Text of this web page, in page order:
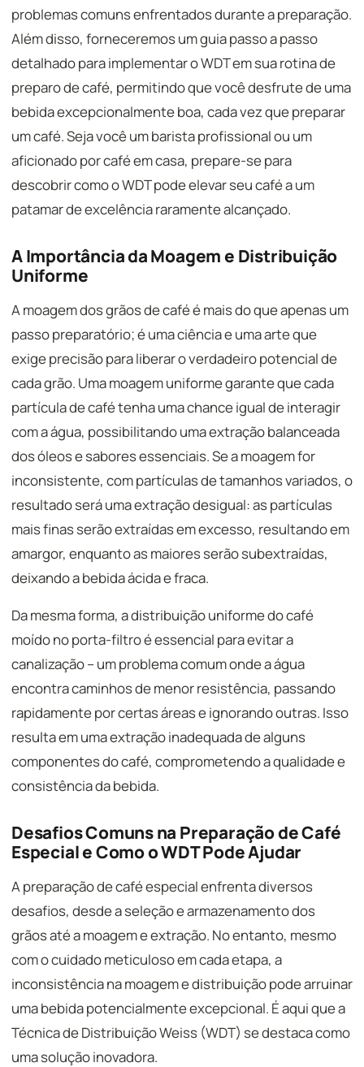
problemas comuns enfrentados durante a preparação.
Além disso, forneceremos um guia passo a passo
detalhado para implementar o WDT em sua rotina de
preparo de café, permitindo que você desfrute de uma
bebida excepcionalmente boa, cada vez que preparar
um café. Seja você um barista profissional ou um
aficionado por café em casa, prepare-se para
descobrir como o WDT pode elevar seu café a um
patamar de excelência raramente alcançado.
A Importância da Moagem e Distribuição
Uniforme
A moagem dos grãos de café é mais do que apenas um
passo preparatório; é uma ciência e uma arte que
exige precisão para liberar o verdadeiro potencial de
cada grão. Uma moagem uniforme garante que cada
partícula de café tenha uma chance igual de interagir
com a água, possibilitando uma extração balanceada
dos óleos e sabores essenciais. Se a moagem for
inconsistente, com partículas de tamanhos variados, o
resultado será uma extração desigual: as partículas
mais finas serão extraídas em excesso, resultando em
amargor, enquanto as maiores serão subextraídas,
deixando a bebida ácida e fraca.
Da mesma forma, a distribuição uniforme do café
moído no porta-filtro é essencial para evitar a
canalização – um problema comum onde a água
encontra caminhos de menor resistência, passando
rapidamente por certas áreas e ignorando outras. Isso
resulta em uma extração inadequada de alguns
componentes do café, comprometendo a qualidade e
consistência da bebida.
Desafios Comuns na Preparação de Café
Especial e Como o WDT Pode Ajudar
A preparação de café especial enfrenta diversos
desafios, desde a seleção e armazenamento dos
grãos até a moagem e extração. No entanto, mesmo
com o cuidado meticuloso em cada etapa, a
inconsistência na moagem e distribuição pode arruinar
uma bebida potencialmente excepcional. É aqui que a
Técnica de Distribuição Weiss (WDT) se destaca como
uma solução inovadora.